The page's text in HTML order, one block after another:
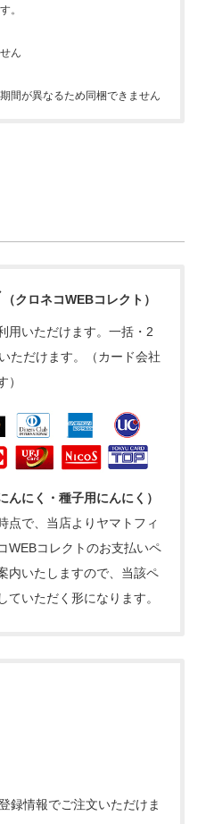
。
ん
間が異なるため同梱できません
（クロネコWEBコレクト）
用いただけます。一括・2
ただけます。（カード会社
）
にく・種子用にんにく）
点で、当店よりヤマトフィ
WEBコレクトのお支払いペ
内いたしますので、当該ペ
ていただく形になります。
録情報でご注文いただけま